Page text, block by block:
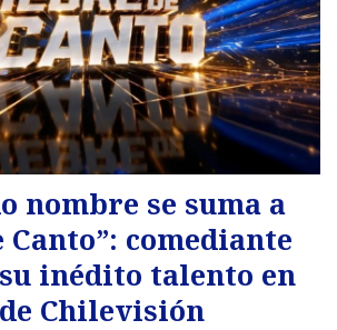
nombre se suma a
Canto”: comediante
inédito talento en
Chilevisión